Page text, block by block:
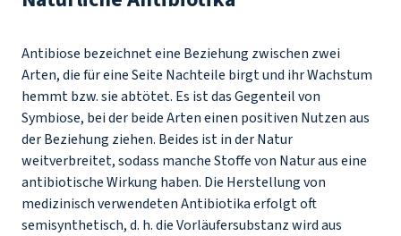
Antibiose bezeichnet eine Beziehung zwischen zwei
Arten, die für eine Seite Nachteile birgt und ihr Wachstum
hemmt bzw. sie abtötet. Es ist das Gegenteil von
Symbiose, bei der beide Arten einen positiven Nutzen aus
der Beziehung ziehen. Beides ist in der Natur
weitverbreitet, sodass manche Stoffe von Natur aus eine
antibiotische Wirkung haben. Die Herstellung von
medizinisch verwendeten Antibiotika erfolgt oft
semisynthetisch, d. h. die Vorläufersubstanz wird aus